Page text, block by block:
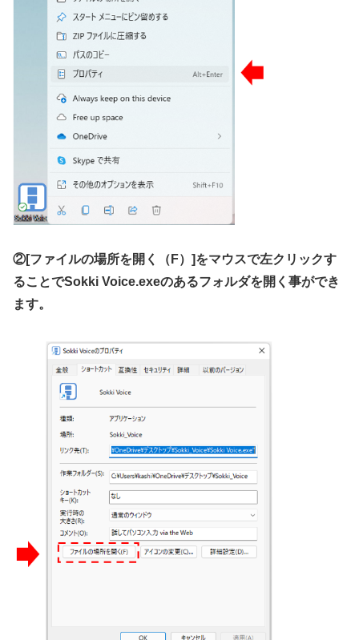
②[ファイルの場所を開く（F）]をマウスで左クリックす
ることでSokki Voice.exeのあるフォルダを開く事ができ
ます。